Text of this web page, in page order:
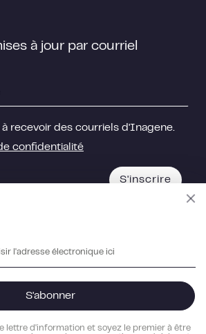
à jour par courriel
à recevoir des courriels d'Inagene.
confidentialité
S'inscrire
S'abonner
lettre d'information et soyez le premier à être